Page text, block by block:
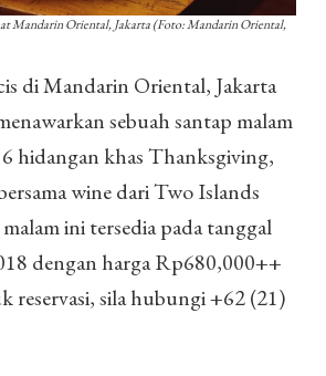
Mandarin Oriental, Jakarta (Foto: Mandarin Oriental,
di Mandarin Oriental, Jakarta
sebuah santap malam
hidangan khas Thanksgiving,
wine dari Two Islands
ini tersedia pada tanggal
dengan harga Rp680,000++
reservasi, sila hubungi +62 (21)